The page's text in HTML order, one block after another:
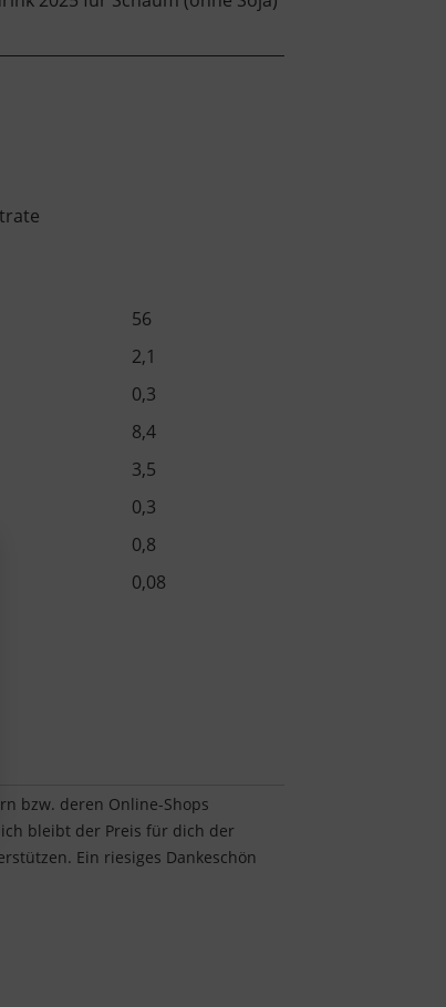
56
2,1
0,3
8,4
3,5
0,3
0,8
0,08
bzw. deren Online-Shops
bleibt der Preis für dich der
Ein riesiges Dankeschön